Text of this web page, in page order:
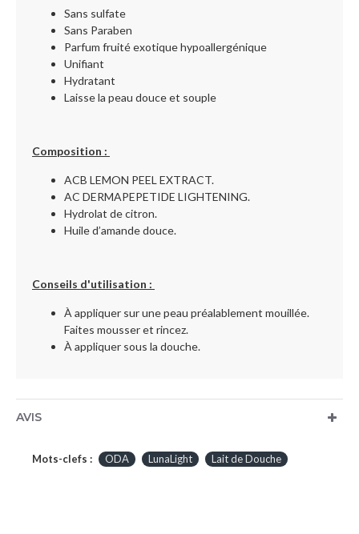
Sans sulfate
Sans Paraben
Parfum fruité exotique hypoallergénique
Unifiant
Hydratant
Laisse la peau douce et souple
Composition :
ACB LEMON PEEL EXTRACT.
AC DERMAPEPETIDE LIGHTENING.
Hydrolat de citron.
Huile d’amande douce.
Conseils d'utilisation :
À appliquer sur une peau préalablement mouillée.
Faites mousser et rincez.
À appliquer sous la douche.
AVIS
Mots-clefs : ODA LunaLight Lait de Douche